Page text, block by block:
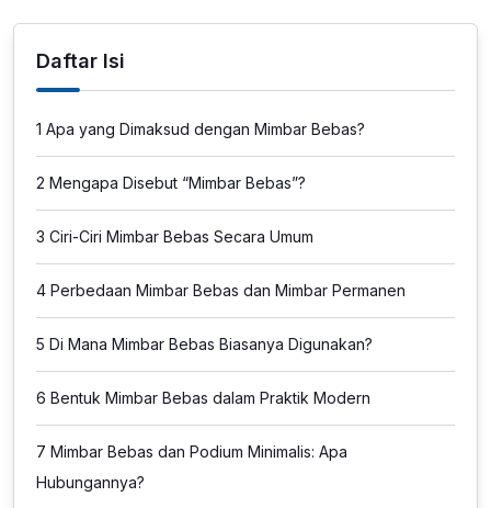
Daftar Isi
1 Apa yang Dimaksud dengan Mimbar Bebas?
2 Mengapa Disebut “Mimbar Bebas”?
3 Ciri-Ciri Mimbar Bebas Secara Umum
4 Perbedaan Mimbar Bebas dan Mimbar Permanen
5 Di Mana Mimbar Bebas Biasanya Digunakan?
6 Bentuk Mimbar Bebas dalam Praktik Modern
7 Mimbar Bebas dan Podium Minimalis: Apa
Hubungannya?